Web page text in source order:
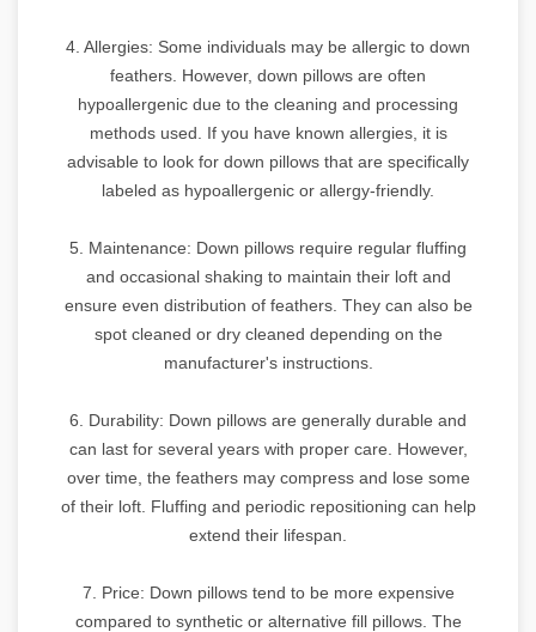
4. Allergies: Some individuals may be allergic to down
feathers. However, down pillows are often
hypoallergenic due to the cleaning and processing
methods used. If you have known allergies, it is
advisable to look for down pillows that are specifically
labeled as hypoallergenic or allergy-friendly.
5. Maintenance: Down pillows require regular fluffing
and occasional shaking to maintain their loft and
ensure even distribution of feathers. They can also be
spot cleaned or dry cleaned depending on the
manufacturer's instructions.
6. Durability: Down pillows are generally durable and
can last for several years with proper care. However,
over time, the feathers may compress and lose some
of their loft. Fluffing and periodic repositioning can help
extend their lifespan.
7. Price: Down pillows tend to be more expensive
compared to synthetic or alternative fill pillows. The